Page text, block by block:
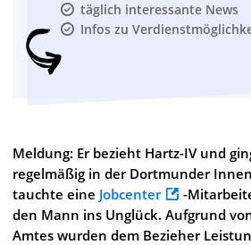
täglich interessante News
Infos zu
Meldung: Er bezieht Hartz-IV und
regelmäßig in der Dortmunder
tauchte eine Jobcenter
-
den Mann ins Unglück. Aufgrund
Amtes wurden dem Bezieher